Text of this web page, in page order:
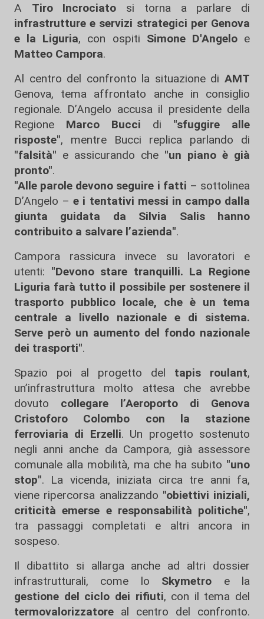
A Tiro Incrociato si torna a parlare di
infrastrutture e servizi strategici per Genova
e la Liguria, con ospiti Simone D'Angeloe
Matteo Campora.
Al centro del confronto la situazione di AMT
Genova, tema affrontato anche in consiglio
regionale. D’Angelo accusa il presidente della
Regione Marco Bucci di "sfuggire alle
risposte", mentre Bucci replica parlando di
"falsità" e assicurando che "un piano è già
pronto".
"Alle parole devono seguire i fatti – sottolinea
D’Angelo – e i tentativi messi in campo dalla
giunta guidata da Silvia Salis hanno
contribuito a salvare l’azienda".
Campora rassicura invece su lavoratori e
utenti: "Devono stare tranquilli. La Regione
Liguria farà tutto il possibile per sostenere il
trasporto pubblico locale, che è un tema
centrale a livello nazionale e di sistema.
Serve però un aumento del fondo nazionale
dei trasporti".
Spazio poi al progetto del tapis roulant,
un’infrastruttura molto attesa che avrebbe
dovuto collegare l’Aeroporto di Genova
Cristoforo Colombo con la stazione
ferroviaria di Erzelli. Un progetto sostenuto
negli anni anche da Campora, già assessore
comunale alla mobilità, ma che ha subito "uno
stop". La vicenda, iniziata circa tre anni fa,
viene ripercorsa analizzando "obiettivi iniziali,
criticità emerse e responsabilità politiche",
tra passaggi completati e altri ancora in
sospeso.
Il dibattito si allarga anche ad altri dossier
infrastrutturali, come lo Skymetro e la
gestione del ciclo dei rifiuti, con il tema del
termovalorizzatore al centro del confronto.